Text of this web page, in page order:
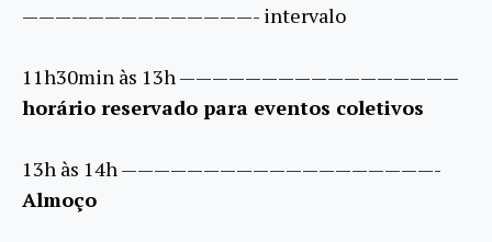
——————————————- intervalo
11h30min às 13h —————————————————
horário reservado para eventos coletivos
13h às 14h ———————————————————-
Almoço